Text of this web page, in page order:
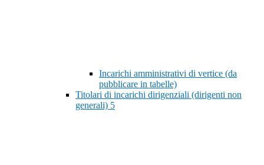
Incarichi amministrativi di vertice (da
pubblicare in tabelle)
Titolari di incarichi dirigenziali (dirigenti non
generali) 5